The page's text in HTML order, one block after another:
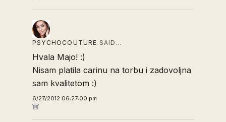
PSYCHOCOUTURE SAID…
Hvala Majo! :)
Nisam platila carinu na torbu i zadovoljna
sam kvalitetom :)
6/27/2012 06:27:00 pm